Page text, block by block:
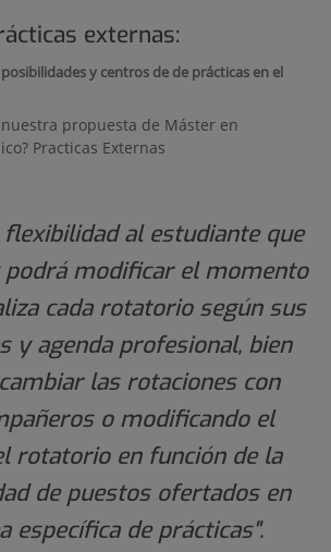
externas:
posibilidades y centros de de prácticas en el
nuestra propuesta de Máster en
Practicas Externas
flexibilidad al estudiante que
podrá modificar el momento
cada rotatorio según sus
y agenda profesional, bien
las rotaciones con
o modificando el
rotatorio en función de la
de puestos ofertados en
específica de prácticas".